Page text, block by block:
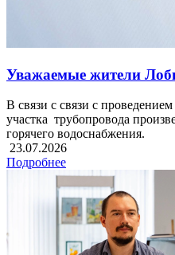
Уважаемые жители
В связи с связи с
участка трубопровода
горячего водоснабжения.
23.07.2026
Подробнее